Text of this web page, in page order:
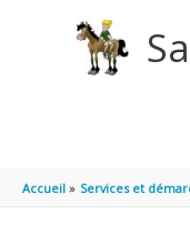
Accueil Services et